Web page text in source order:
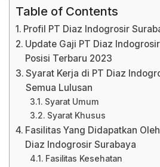
Table of Contents
Profil PT Diaz Indogrosir
Update Gaji PT Diaz
Posisi Terbaru 2023
Syarat Kerja di PT Diaz
Semua Lulusan
Syarat Umum
Syarat Khusus
Fasilitas Yang Didapatkan
Diaz Indogrosir Surabaya
Fasilitas Kesehatan